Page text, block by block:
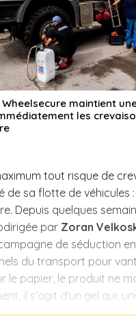
Wheelsecure maintient
les
tout risque de
de sa flotte de véhicules
Depuis quelques
par Zoran
de séduction
du transport pour
le papier, le produit ne
il s'agit d'un gel qui,